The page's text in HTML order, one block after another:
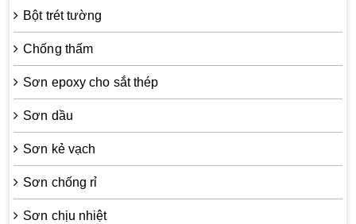
Bột trét tường
Chống thấm
Sơn epoxy cho sắt thép
Sơn dầu
Sơn kẻ vạch
Sơn chống rỉ
Sơn chịu nhiệt